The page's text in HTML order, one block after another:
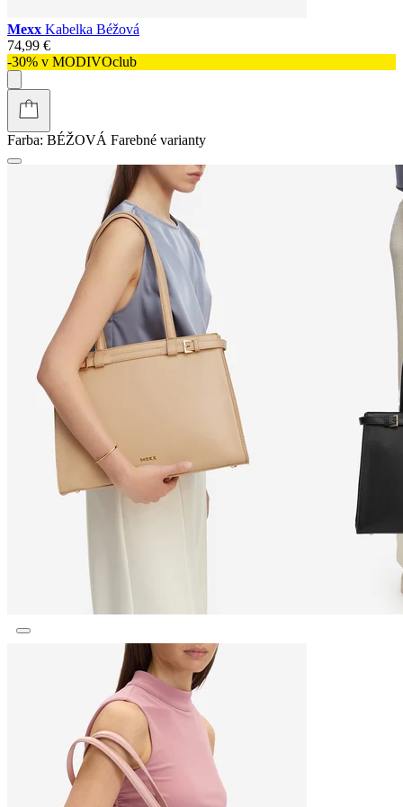
Mexx Kabelka Béžová
74,99 €
-30% v MODIVOclub
Farba: BÉŽOVÁ Farebné varianty